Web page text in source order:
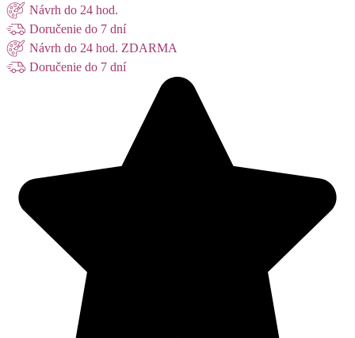
Návrh do 24 hod.
Doručenie do 7 dní
Návrh do 24 hod. ZDARMA
Doručenie do 7 dní